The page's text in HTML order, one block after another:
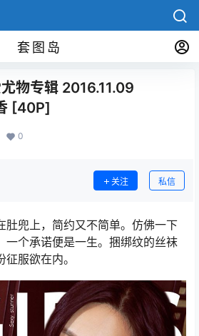
套图岛
物专辑 2016.11.09
[40P]
0
关注 私信
肚兜上，简约又不简单。仿佛一下
一个承诺便是一生。捆绑纹的丝袜
服欲在内。